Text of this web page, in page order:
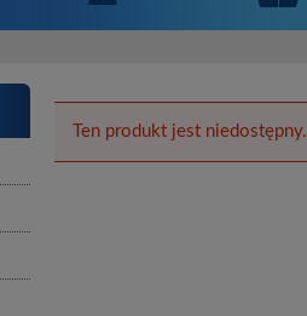
Ten produkt jest niedostępny.